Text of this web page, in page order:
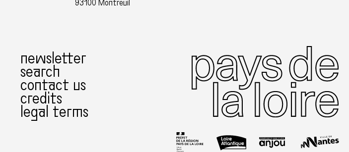
93100 Montreuil
newsletter
search
contact us
credits
legal terms